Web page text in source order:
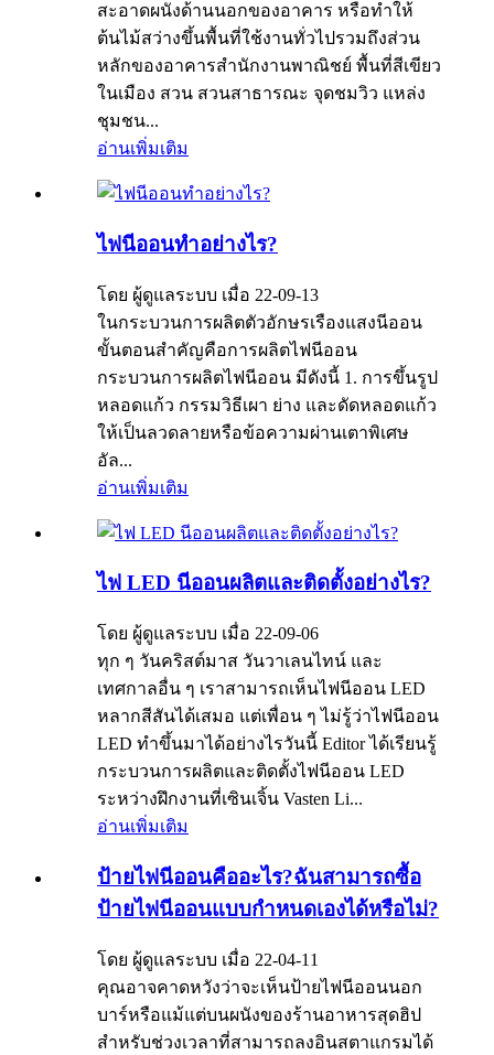
สะอาดผนังด้านนอกของอาคาร หรือทำให้
ต้นไม้สว่างขึ้นพื้นที่ใช้งานทั่วไปรวมถึงส่วน
หลักของอาคารสำนักงานพาณิชย์ พื้นที่สีเขียว
ในเมือง สวน สวนสาธารณะ จุดชมวิว แหล่ง
ชุมชน...
อ่านเพิ่มเติม
ไฟนีออนทำอย่างไร?
โดย ผู้ดูแลระบบ เมื่อ 22-09-13
ในกระบวนการผลิตตัวอักษรเรืองแสงนีออน
ขั้นตอนสำคัญคือการผลิตไฟนีออน
กระบวนการผลิตไฟนีออน มีดังนี้ 1. การขึ้นรูป
หลอดแก้ว กรรมวิธีเผา ย่าง และดัดหลอดแก้ว
ให้เป็นลวดลายหรือข้อความผ่านเตาพิเศษ
อัล...
อ่านเพิ่มเติม
ไฟ LED นีออนผลิตและติดตั้งอย่างไร?
โดย ผู้ดูแลระบบ เมื่อ 22-09-06
ทุก ๆ วันคริสต์มาส วันวาเลนไทน์ และ
เทศกาลอื่น ๆ เราสามารถเห็นไฟนีออน LED
หลากสีสันได้เสมอ แต่เพื่อน ๆ ไม่รู้ว่าไฟนีออน
LED ทำขึ้นมาได้อย่างไรวันนี้ Editor ได้เรียนรู้
กระบวนการผลิตและติดตั้งไฟนีออน LED
ระหว่างฝึกงานที่เซินเจิ้น Vasten Li...
อ่านเพิ่มเติม
ป้ายไฟนีออนคืออะไร?ฉันสามารถซื้อ
ป้ายไฟนีออนแบบกำหนดเองได้หรือไม่?
โดย ผู้ดูแลระบบ เมื่อ 22-04-11
คุณอาจคาดหวังว่าจะเห็นป้ายไฟนีออนนอก
บาร์หรือแม้แต่บนผนังของร้านอาหารสุดฮิป
สำหรับช่วงเวลาที่สามารถลงอินสตาแกรมได้